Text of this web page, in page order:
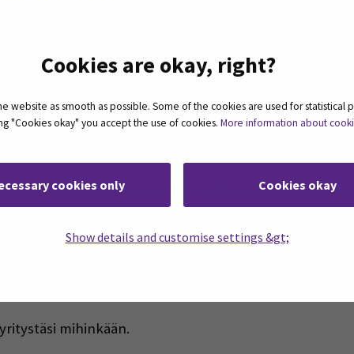
Cookies are okay, right?
website as smooth as possible. Some of the cookies are used for statistical
"Cookies okay" you accept the use of cookies. More information about
cookies only Cookies okay
Show details and customise settings &gt;
matalan kynnyksen maksuttomaan
lähitilaisuutena Seinäjoen
kahden ensimmäisen kerran tallenteet
excelpohjaiseen laskuriin: Y-hiilari ja tässä Ytyä
kehittämisellä kohti kestävää teollisuutta eli
mihinkään.